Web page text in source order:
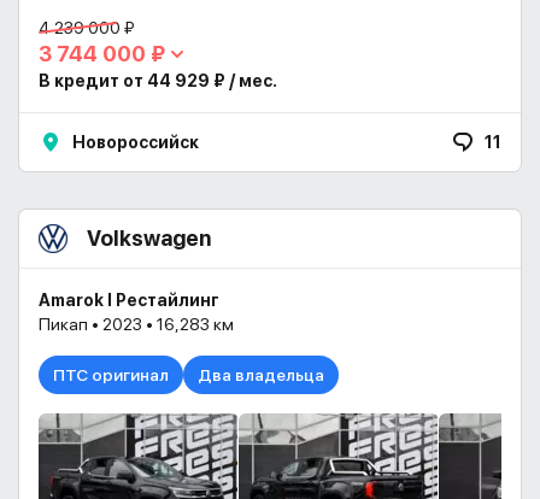
4 239 000 ₽
3 744 000 ₽
В кредит от 44 929 ₽ / мес.
Новороссийск 11
Volkswagen
Amarok I Рестайлинг
Пикап • 2023 • 16,283 км
ПТС оригинал Два владельца